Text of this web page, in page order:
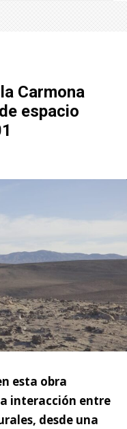
Carmona
espacio
esta obra
interacción entre
desde una